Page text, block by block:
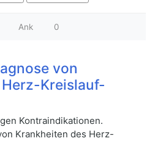
Ank 0
von
Kreislauf-
Kontraindikationen.
Krankheiten des Herz-